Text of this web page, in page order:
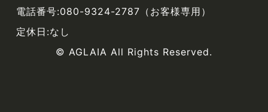
電話番号:080-9324-2787（お客様専用）
定休日:なし
© AGLAIA All Rights Reserved.